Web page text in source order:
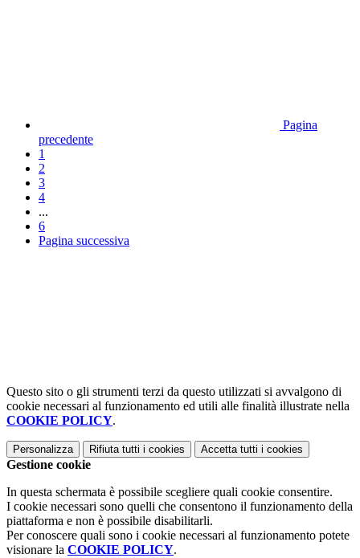
Pagina
precedente
1
2
3
4
...
6
Pagina successiva
Questo sito o gli strumenti terzi da questo utilizzati si avvalgono di
cookie necessari al funzionamento ed utili alle finalità illustrate nella
COOKIE POLICY.
Personalizza Rifiuta tutti i cookies Accetta tutti i cookies
Gestione cookie
In questa schermata è possibile scegliere quali cookie consentire.
I cookie necessari sono quelli che consentono il funzionamento della
piattaforma e non è possibile disabilitarli.
Per conoscere quali sono i cookie necessari al funzionamento potete
visionare la COOKIE POLICY.